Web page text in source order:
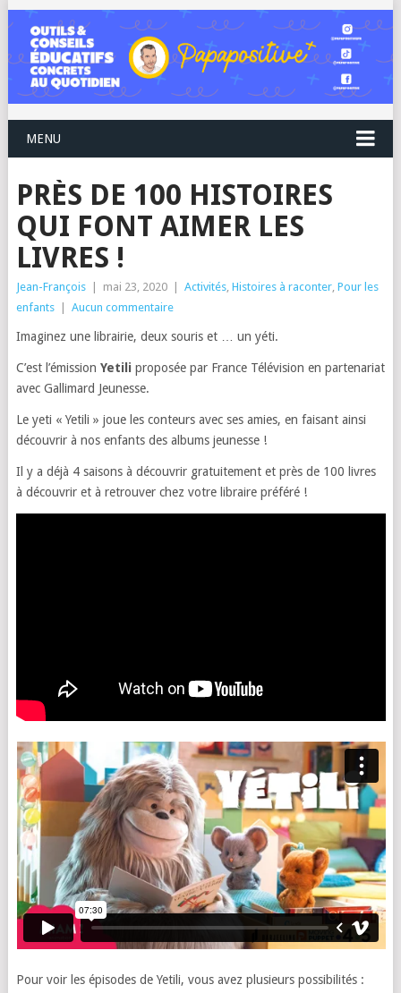
MENU
PRÈS DE 100 HISTOIRES
QUI FONT AIMER LES
LIVRES !
Jean-François mai 23, 2020 Activités, Histoires à raconter, Pour les
enfants
Aucun commentaire
Imaginez une librairie, deux souris et … un yéti.
C’est l’émission Yetili proposée par France Télévision en partenariat
avec Gallimard Jeunesse.
Le yeti « Yetili » joue les conteurs avec ses amies, en faisant ainsi
découvrir à nos enfants des albums jeunesse !
Il y a déjà 4 saisons à découvrir gratuitement et près de 100 livres
à découvrir et à retrouver chez votre libraire préféré !
Pour voir les épisodes de Yetili, vous avez plusieurs possibilités :